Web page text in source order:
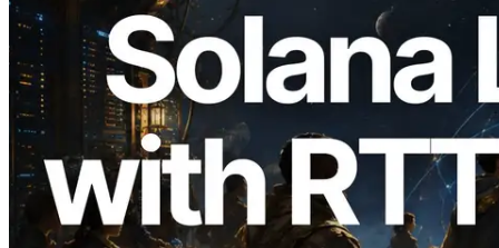
2026.08.05
ERPC étend l’API Solana Leader Slot
avec la mesure du ping depuis 7 régions
du monde — l’API Validators
Information est également lancée